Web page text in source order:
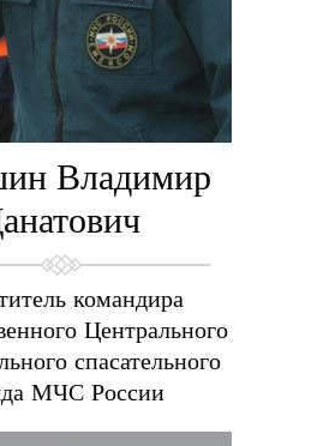
Владимир
командира
Центрального
спасательного
МЧС России